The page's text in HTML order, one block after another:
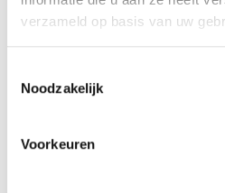
verzameld op basis van uw
Noodzakelijk
Voorkeuren
ondersteuning om
servicekosten:
servicekosten voor